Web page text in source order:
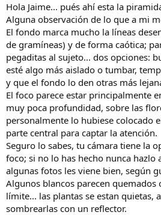
:
Hola Jaime... pués ahí esta la
Alguna observación de lo que a mi
El fondo marca mucho la líneas
de gramíneas) y de forma caótica;
pegaditas al sujeto... dos opciones:
esté algo más aislado o tumbar,
y que el fondo lo den otras más
El foco parece estar principalmente
muy poca profundidad, sobre las
personalmente lo hubiese colocado
parte central para captar la atención.
Seguro lo sabes, tu cámara tiene la
foco; si no lo has hecho nunca hazlo
algunas fotos les viene bien, según
Algunos blancos parecen quemados
límite... las plantas se estan quietas,
sombrearlas con un reflector.